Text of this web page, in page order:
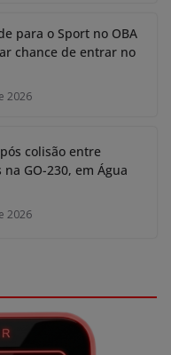
para o Sport no OBA
chance de entrar no
2026
colisão entre
GO-230, em Água
2026